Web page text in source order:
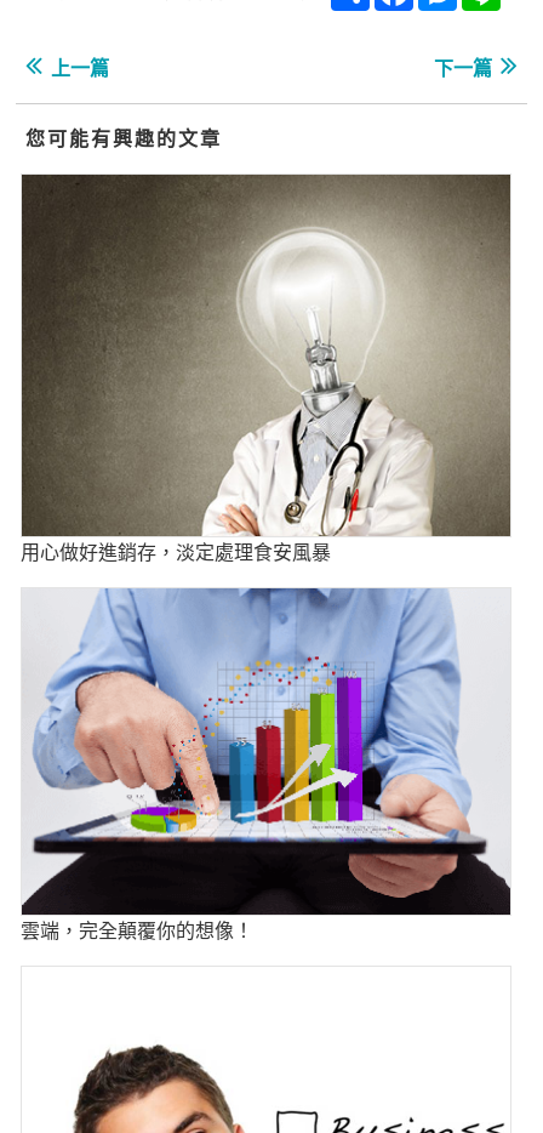
上一篇 下一篇
您可能有興趣的文章
用心做好進銷存，淡定處理食安風暴
雲端，完全顛覆你的想像！